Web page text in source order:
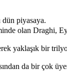
dün piyasaya.
olan Draghi,
yaklaşık bir
da bir çok